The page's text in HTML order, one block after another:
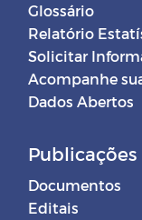
Glossário
Relatório
Solicitar
Acompanhe
Dados Abertos
Publicações
Documentos
Editais